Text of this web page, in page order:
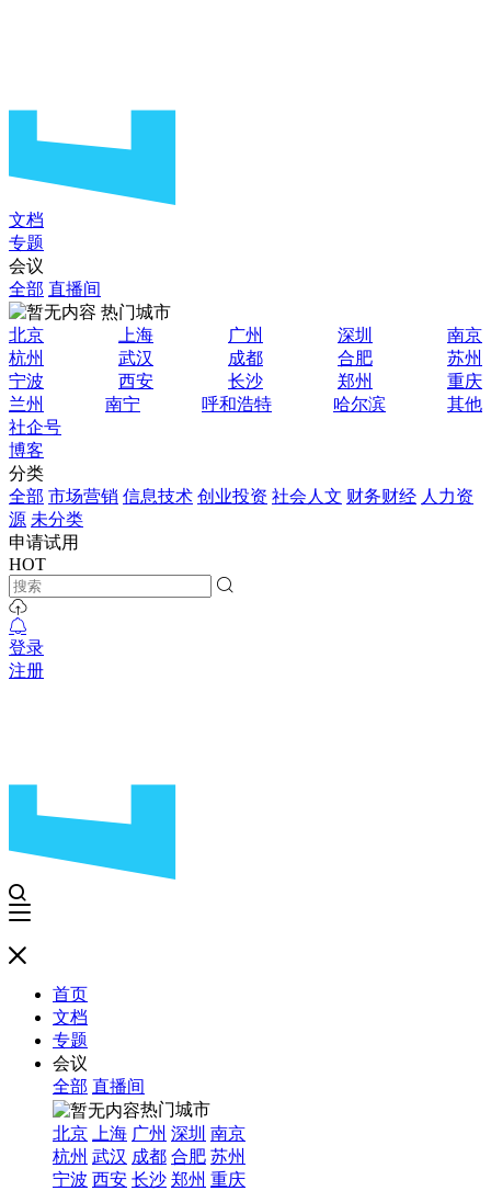
文档
专题
会议
全部 直播间
热门城市
北京
上海 广州 深圳
南京
杭州
武汉 成都 合肥
苏州
宁波
西安 长沙 郑州
重庆
兰州
南宁 呼和浩特 哈尔滨
其他
社企号
博客
分类
全部 市场营销 信息技术 创业投资 社会人文 财务财经 人力资
源 未分类
申请试用
HOT
登录
注册
首页
文档
专题
会议
全部 直播间
热门城市
北京
上海 广州 深圳 南京
杭州 武汉 成都 合肥 苏州
宁波 西安 长沙 郑州 重庆